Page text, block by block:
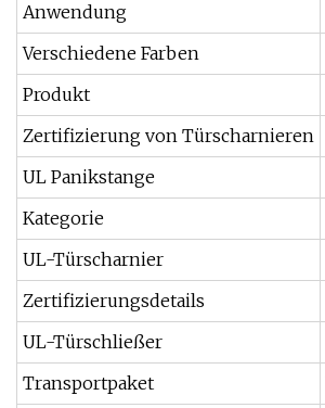
Anwendung
Verschiedene Farben
Produkt
Zertifizierung von Türscharnieren
UL Panikstange
Kategorie
UL-Türscharnier
Zertifizierungsdetails
UL-Türschließer
Transportpaket